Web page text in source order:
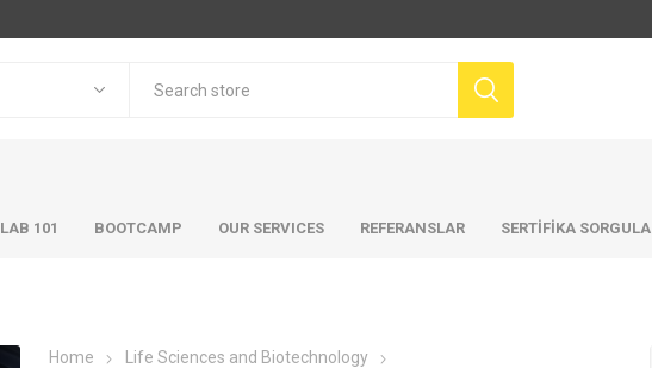
LAB 101 BOOTCAMP OUR SERVICES REFERANSLAR SERTİFİKA SORGULA
Home
Life Sciences and Biotechnology